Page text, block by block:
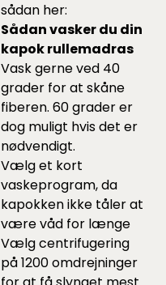
sådan her:
Sådan vasker du din
kapok rullemadras
Vask gerne ved 40
grader for at skåne
fiberen. 60 grader er
dog muligt hvis det er
nødvendigt.
Vælg et kort
vaskeprogram, da
kapokken ikke tåler at
være våd for længe
Vælg centrifugering
på 1200 omdrejninger